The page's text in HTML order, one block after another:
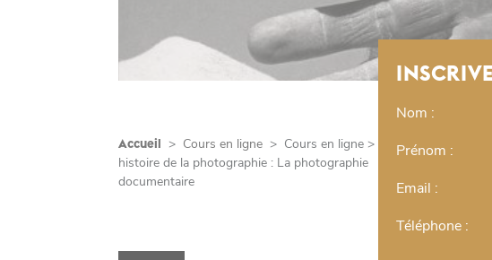
Accueil > Cours en ligne > Cours en ligne > Une
histoire de la photographie : La photographie
documentaire
La
Nom :
Prénom :
Email :
Téléphone :